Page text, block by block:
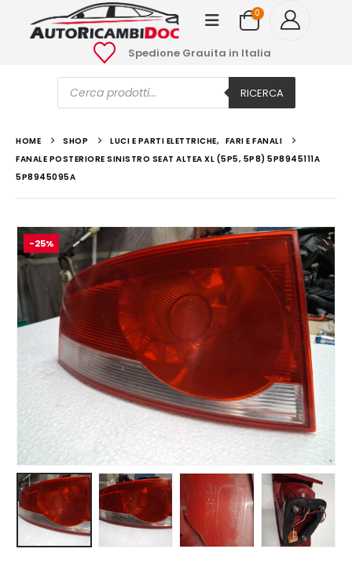
0
Spedione Grauita in Italia
Ricerca
prodotti RICERCA
HOME SHOP LUCI E PARTI ELETTRICHE, FARI E FANALI
FANALE POSTERIORE SINISTRO SEAT ALTEA XL (5P5, 5P8) 5P8945111A
5P8945095A
-25%